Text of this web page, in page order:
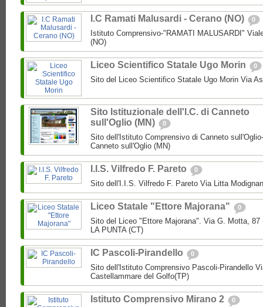
I.C Ramati Malusardi - Cerano (NO) 0
Istituto Comprensivo-"RAMATI MALUSARDI"
(NO)
Liceo Scientifico Statale Ugo Morin 0
Sito del Liceo Scientifico Statale Ugo Morin Via
Sito Istituzionale dell'I.C. di Canneto
sull'Oglio (MN)
0
Sito dell'Istituto Comprensivo di Canneto
Canneto sull'Oglio (MN)
I.I.S. Vilfredo F. Pareto 0
Sito dell'I.I.S. Vilfredo F. Pareto Via Litta
Liceo Statale "Ettore Majorana" 0
Sito del Liceo "Ettore Majorana". Via G. Motta, 87
LA PUNTA (CT)
IC Pascoli-Pirandello 0
Sito dell'Istituto Comprensivo Pascoli-Pirandello
Castellammare del Golfo(TP)
Istituto Comprensivo Mirano 2 0